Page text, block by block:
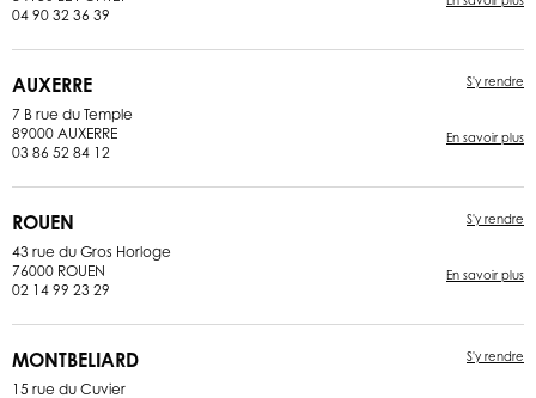
04 90 32 36 39
AUXERRE
7 B rue du Temple
89000 AUXERRE
03 86 52 84 12
S'y rendre
En savoir plus
ROUEN
43 rue du Gros Horloge
76000 ROUEN
02 14 99 23 29
S'y rendre
En savoir plus
MONTBELIARD
15 rue du Cuvier
S'y rendre